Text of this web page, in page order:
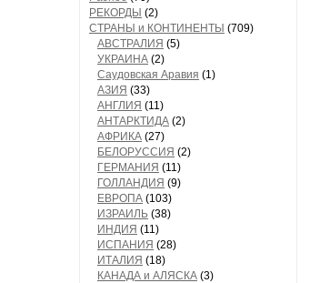
РЕКОРДЫ (2)
СТРАНЫ и КОНТИНЕНТЫ (709)
АВСТРАЛИЯ (5)
УКРАИНА (2)
Саудовская Аравия (1)
АЗИЯ (33)
АНГЛИЯ (11)
АНТАРКТИДА (2)
АФРИКА (27)
БЕЛОРУССИЯ (2)
ГЕРМАНИЯ (11)
ГОЛЛАНДИЯ (9)
ЕВРОПА (103)
ИЗРАИЛЬ (38)
ИНДИЯ (11)
ИСПАНИЯ (28)
ИТАЛИЯ (18)
КАНАДА и АЛЯСКА (3)